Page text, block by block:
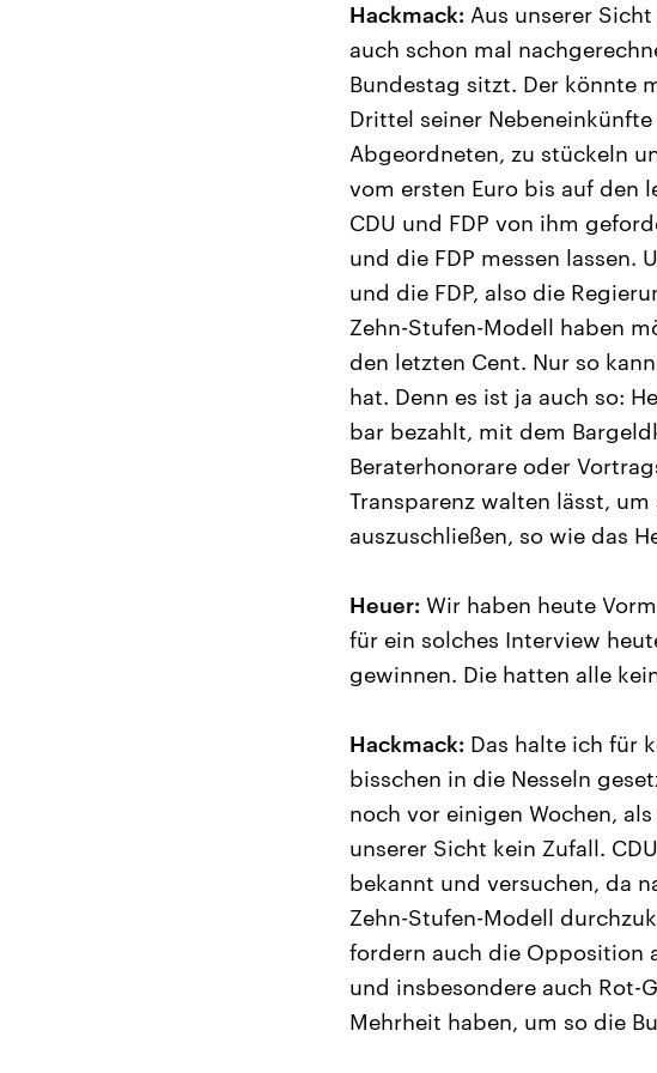
Hackmack: Aus unserer
auch schon mal
Bundestag sitzt. Der könnte
Drittel seiner
Abgeordneten, zu stückeln
vom ersten Euro bis auf den
CDU und FDP von ihm
und die FDP messen lassen.
und die FDP, also die
Zehn-Stufen-Modell haben
den letzten Cent. Nur so
hat. Denn es ist ja auch so:
bar bezahlt, mit dem
Beraterhonorare oder
Transparenz walten lässt,
auszuschließen, so wie das
Heuer: Wir haben heute
für ein solches Interview
gewinnen. Die hatten alle
Hackmack: Das halte ich für
bisschen in die Nesseln
noch vor einigen Wochen,
unserer Sicht kein Zufall.
bekannt und versuchen, da
Zehn-Stufen-Modell
fordern auch die Opposition
und insbesondere auch Rot-
Mehrheit haben, um so die